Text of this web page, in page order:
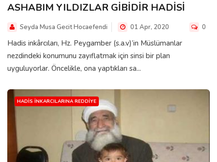
ASHABIM YILDIZLAR GİBİDİR HADİSİ
Seyda Musa Gecit Hocaefendi 01 Apr, 2020 0
Hadis inkârcıları, Hz. Peygamber (s.a.v)’in Müslümanlar
nezdindeki konumunu zayıflatmak için sinsi bir plan
uyguluyorlar. Öncelikle, ona yaptıkları sa...
HADIS İNKARCILARINA REDDIYE